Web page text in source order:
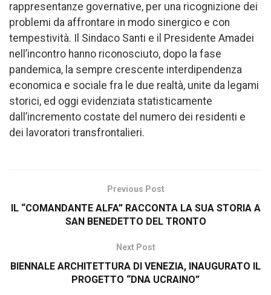
rappresentanze governative, per una ricognizione dei
problemi da affrontare in modo sinergico e con
tempestività. Il Sindaco Santi e il Presidente Amadei
nell’incontro hanno riconosciuto, dopo la fase
pandemica, la sempre crescente interdipendenza
economica e sociale fra le due realtà, unite da legami
storici, ed oggi evidenziata statisticamente
dall’incremento costate del numero dei residenti e
dei lavoratori transfrontalieri.
Previous Post
IL “COMANDANTE ALFA” RACCONTA LA SUA STORIA A
SAN BENEDETTO DEL TRONTO
Next Post
BIENNALE ARCHITETTURA DI VENEZIA, INAUGURATO IL
PROGETTO “DNA UCRAINO”